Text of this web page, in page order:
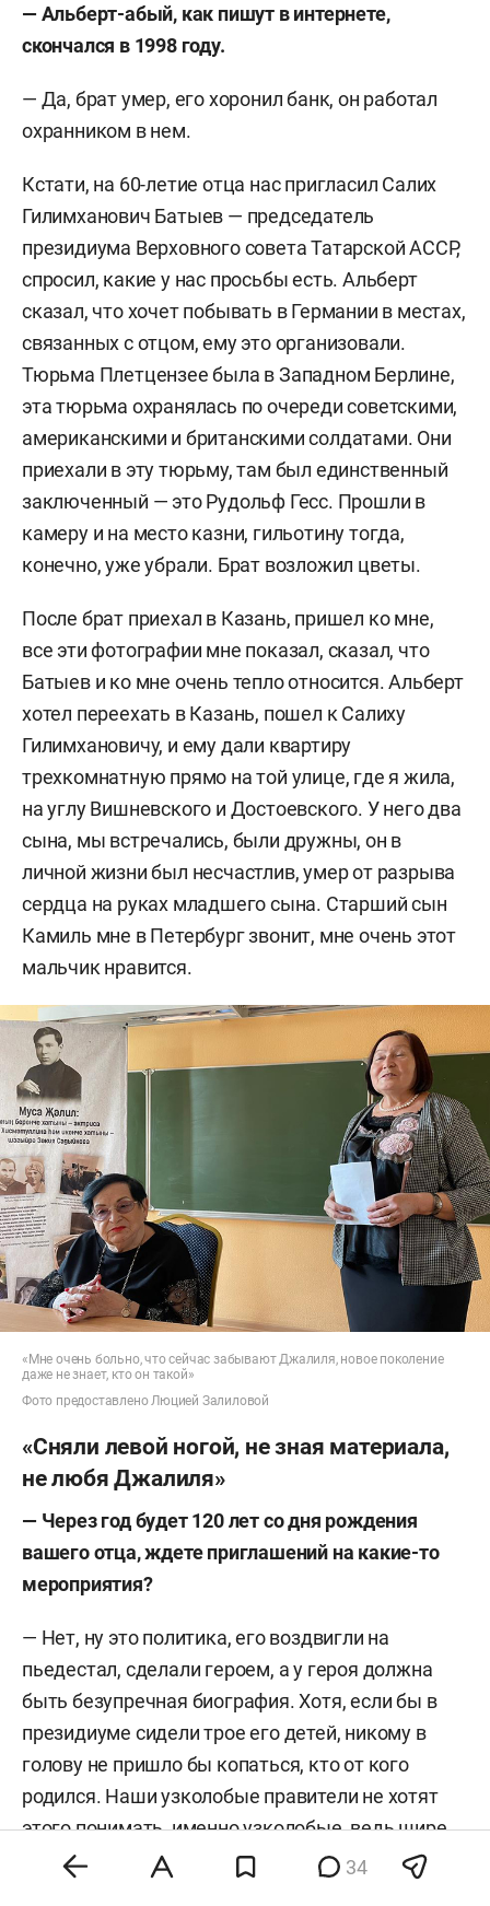
— Альберт-абый, как пишут в интернете,
скончался в 1998 году.
— Да, брат умер, его хоронил банк, он работал
охранником в нем.
Кстати, на 60-летие отца нас пригласил Салих
Гилимханович Батыев — председатель
президиума Верховного совета Татарской АССР,
спросил, какие у нас просьбы есть. Альберт
сказал, что хочет побывать в Германии в местах,
связанных с отцом, ему это организовали.
Тюрьма Плетцензее была в Западном Берлине,
эта тюрьма охранялась по очереди советскими,
американскими и британскими солдатами. Они
приехали в эту тюрьму, там был единственный
заключенный — это Рудольф Гесс. Прошли в
камеру и на место казни, гильотину тогда,
конечно, уже убрали. Брат возложил цветы.
После брат приехал в Казань, пришел ко мне,
все эти фотографии мне показал, сказал, что
Батыев и ко мне очень тепло относится. Альберт
хотел переехать в Казань, пошел к Салиху
Гилимхановичу, и ему дали квартиру
трехкомнатную прямо на той улице, где я жила,
на углу Вишневского и Достоевского. У него два
сына, мы встречались, были дружны, он в
личной жизни был несчастлив, умер от разрыва
сердца на руках младшего сына. Старший сын
Камиль мне в Петербург звонит, мне очень этот
мальчик нравится.
«Мне очень больно, что сейчас забывают Джалиля, новое поколение
даже не знает, кто он такой»
Фото предоставлено Люцией Залиловой
«Сняли левой ногой, не зная материала,
не любя Джалиля»
— Через год будет 120 лет со дня рождения
вашего отца, ждете приглашений на какие-то
мероприятия?
— Нет, ну это политика, его воздвигли на
пьедестал, сделали героем, а у героя должна
быть безупречная биография. Хотя, если бы в
президиуме сидели трое его детей, никому в
голову не пришло бы копаться, кто от кого
родился. Наши узколобые правители не хотят
этого понимать, именно узколобые, ведь шире
надо думать, это все наследники, то есть кровь
34